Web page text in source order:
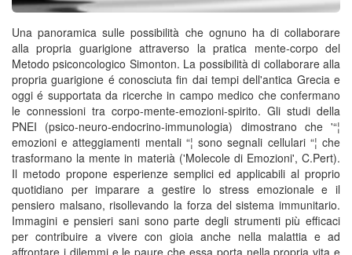
Una panoramica sulle possibilità che ognuno ha di collaborare
alla propria guarigione attraverso la pratica mente-corpo del
Metodo psiconcologico Simonton. La possibilità di collaborare alla
propria guarigione é conosciuta fin dai tempi dell'antica Grecia e
oggi é supportata da ricerche in campo medico che confermano
le connessioni tra corpo-mente-emozioni-spirito. Gli studi della
PNEI (psico-neuro-endocrino-immunologia) dimostrano che '“¦
emozioni e atteggiamenti mentali “¦ sono segnali cellulari “¦ che
trasformano la mente in materià ('Molecole di Emozioni', C.Pert).
Il metodo propone esperienze semplici ed applicabili al proprio
quotidiano per imparare a gestire lo stress emozionale e il
pensiero malsano, risollevando la forza del sistema immunitario.
Immagini e pensieri sani sono parte degli strumenti più efficaci
per contribuire a vivere con gioia anche nella malattia e ad
affrontare i dilemmi e le paure che essa porta nella propria vita e